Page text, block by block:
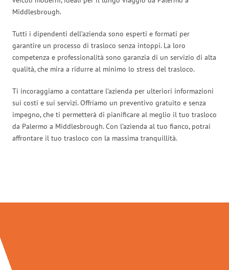
Middlesbrough.
Tutti i dipendenti dell’azienda sono esperti e formati per
garantire un processo di trasloco senza intoppi. La loro
competenza e professionalità sono garanzia di un servizio di alta
qualità, che mira a ridurre al minimo lo stress del trasloco.
Ti incoraggiamo a contattare l’azienda per ulteriori informazioni
sui costi e sui servizi. Offriamo un preventivo gratuito e senza
impegno, che ti permetterà di pianificare al meglio il tuo trasloco
da Palermo a Middlesbrough. Con l’azienda al tuo fianco, potrai
affrontare il tuo trasloco con la massima tranquillità.